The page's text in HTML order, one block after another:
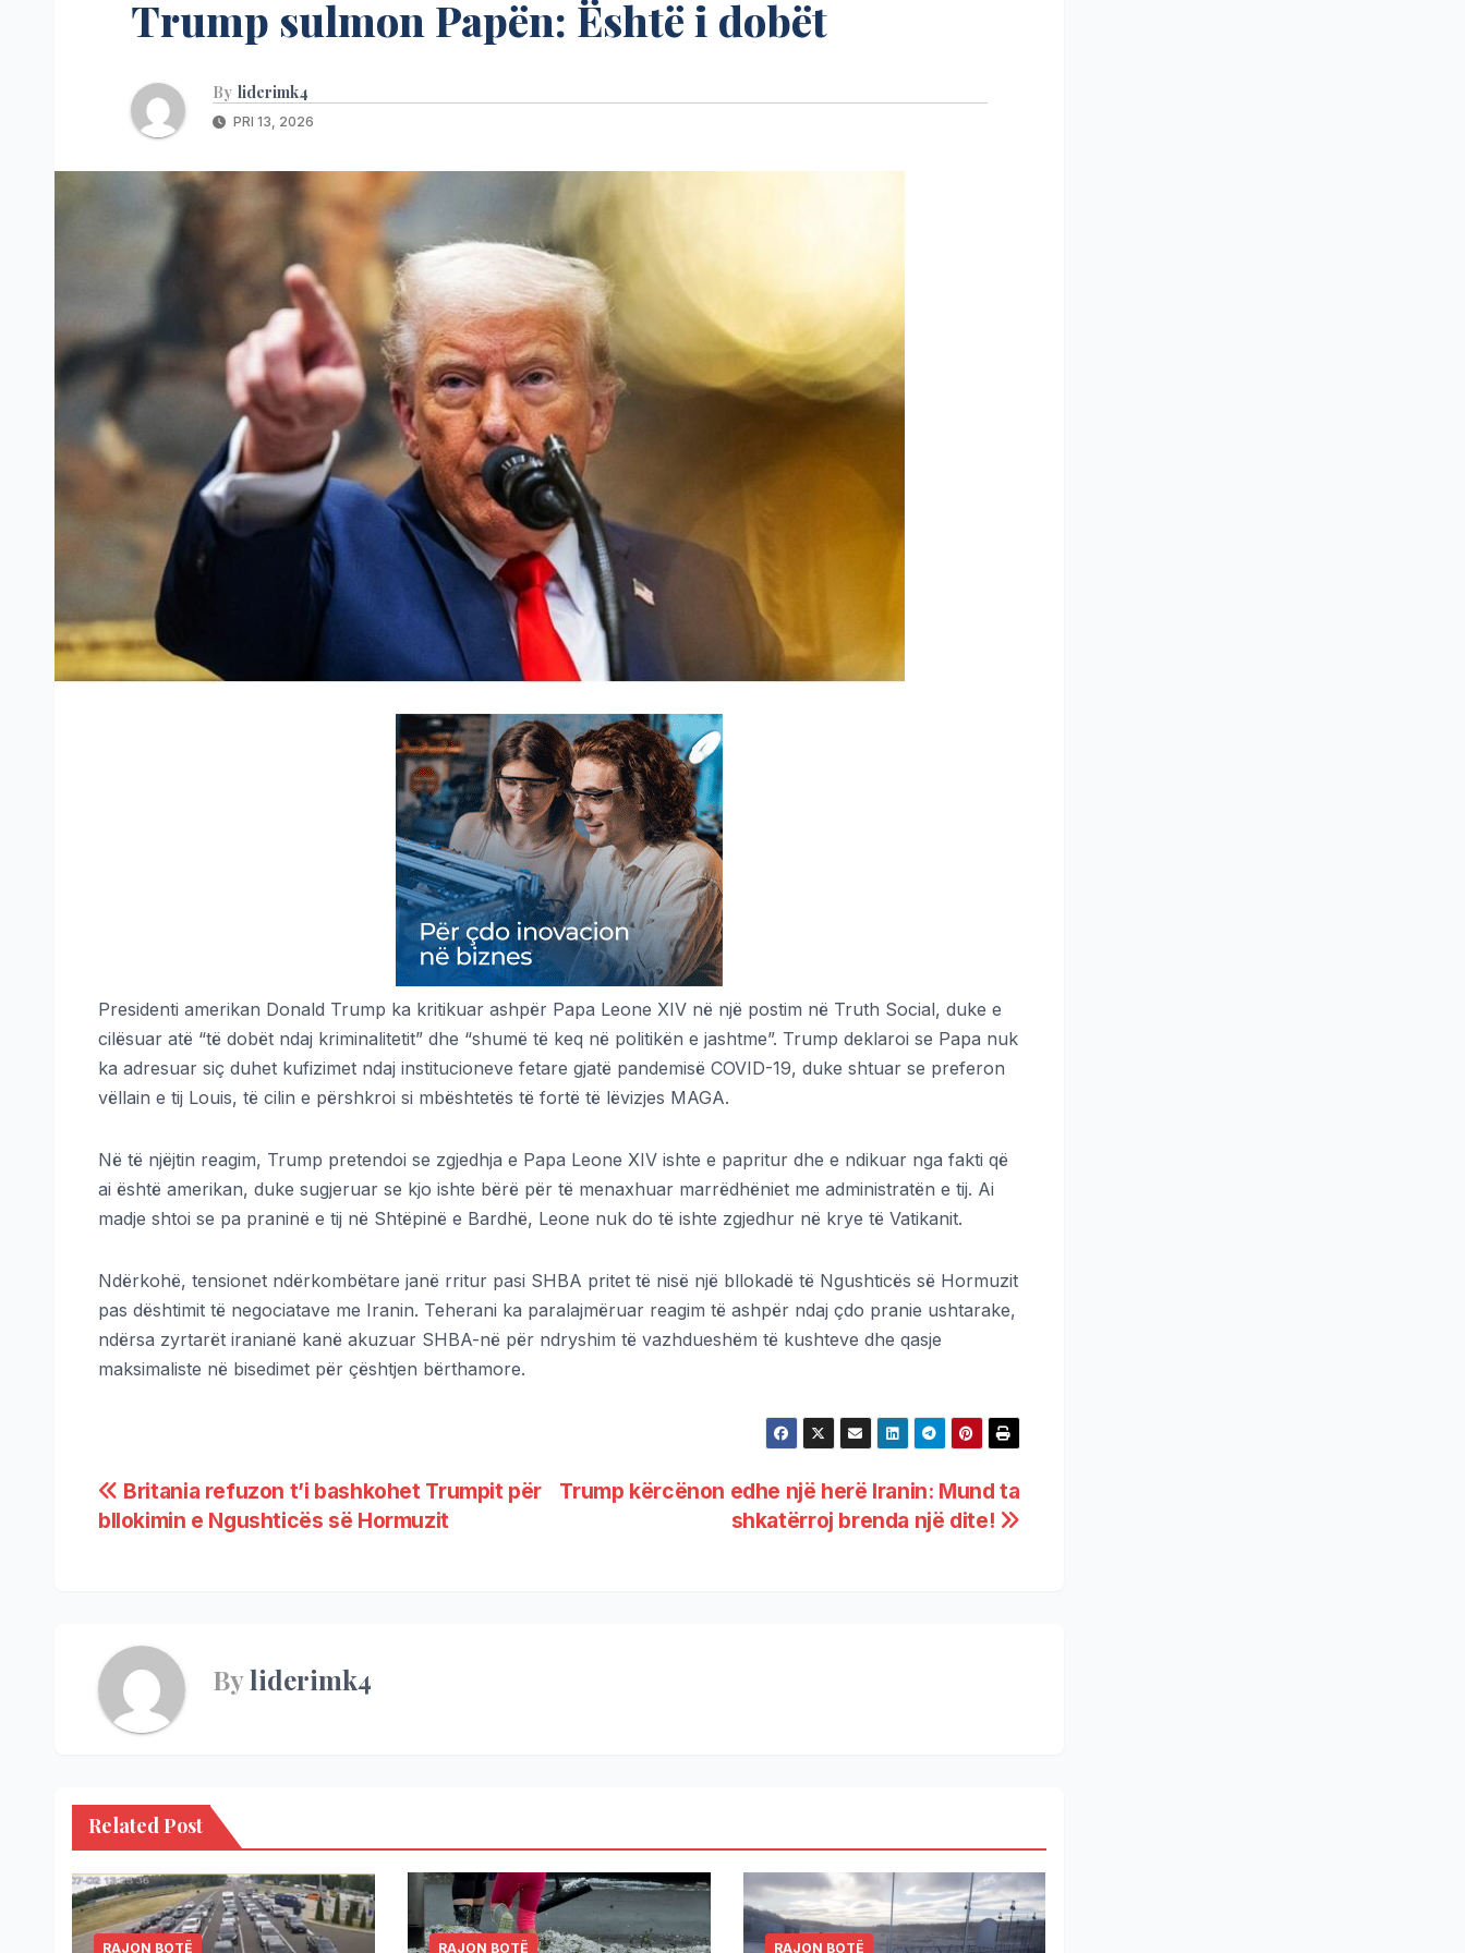
Trump sulmon Papën: Është i dobët
By liderimk4
PRI 13, 2026
Presidenti amerikan Donald Trump ka kritikuar ashpër Papa Leone XIV në një postim në Truth Social, duke e
cilësuar atë “të dobët ndaj kriminalitetit” dhe “shumë të keq në politikën e jashtme”. Trump deklaroi se Papa nuk
ka adresuar siç duhet kufizimet ndaj institucioneve fetare gjatë pandemisë COVID-19, duke shtuar se preferon
vëllain e tij Louis, të cilin e përshkroi si mbështetës të fortë të lëvizjes MAGA.
Në të njëjtin reagim, Trump pretendoi se zgjedhja e Papa Leone XIV ishte e papritur dhe e ndikuar nga fakti që
ai është amerikan, duke sugjeruar se kjo ishte bërë për të menaxhuar marrëdhëniet me administratën e tij. Ai
madje shtoi se pa praninë e tij në Shtëpinë e Bardhë, Leone nuk do të ishte zgjedhur në krye të Vatikanit.
Ndërkohë, tensionet ndërkombëtare janë rritur pasi SHBA pritet të nisë një bllokadë të Ngushticës së Hormuzit
pas dështimit të negociatave me Iranin. Teherani ka paralajmëruar reagim të ashpër ndaj çdo pranie ushtarake,
ndërsa zyrtarët iranianë kanë akuzuar SHBA-në për ndryshim të vazhdueshëm të kushteve dhe qasje
maksimaliste në bisedimet për çështjen bërthamore.
Trump kërcënon edhe një herë Iranin: Mund ta
shkatërroj brenda një dite!
Britania refuzon t’i bashkohet Trumpit për
bllokimin e Ngushticës së Hormuzit
Byliderimk4
Related Post
RAJON BOTË RAJON BOTË RAJON BOTË